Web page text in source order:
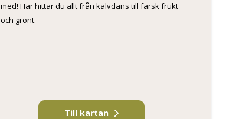
med! Här hittar du allt från kalvdans till färsk frukt
och grönt.
Till kartan